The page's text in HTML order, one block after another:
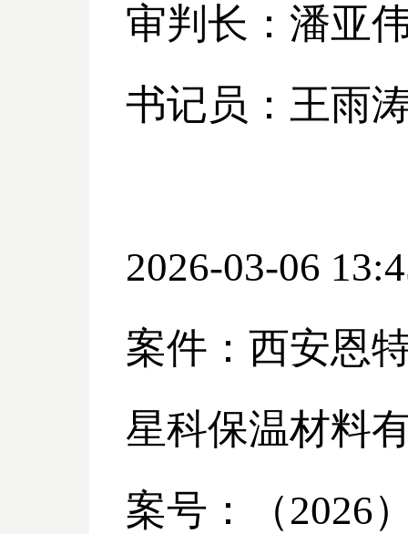
审判长：潘亚
书记员：王雨
2026-03-06
案件：西安恩
星科保温材料
案号：（2026